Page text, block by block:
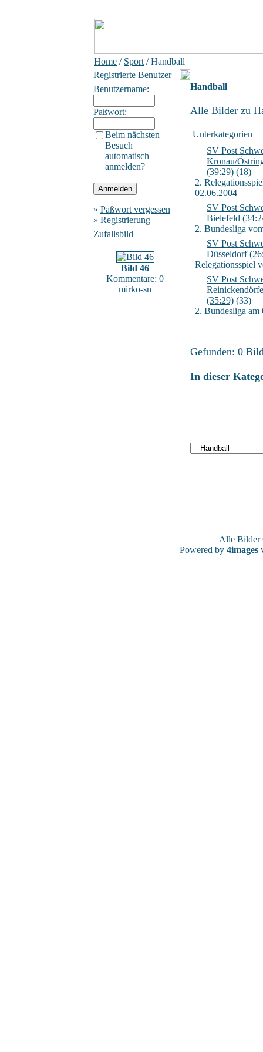
Home / Sport / Handball
Registrierte Benutzer
Benutzername:
Paßwort:
Beim nächsten
Besuch
automatisch
anmelden?
» Paßwort vergessen
» Registrierung
Zufallsbild
Bild 46
Kommentare: 0
mirko-sn
Handball
Alle Bilder zu
Unterkategorien
SV Post
Kronau/
(39:29) (18)
2.
02.06.2004
SV Post
Bielefeld
2. Bundesliga
SV Post
Düsseldorf
Relegationsspiel
SV Post
(35:29) (33)
2. Bundesliga am
Gefunden: 0
In dieser
Alle
Powered by 4images